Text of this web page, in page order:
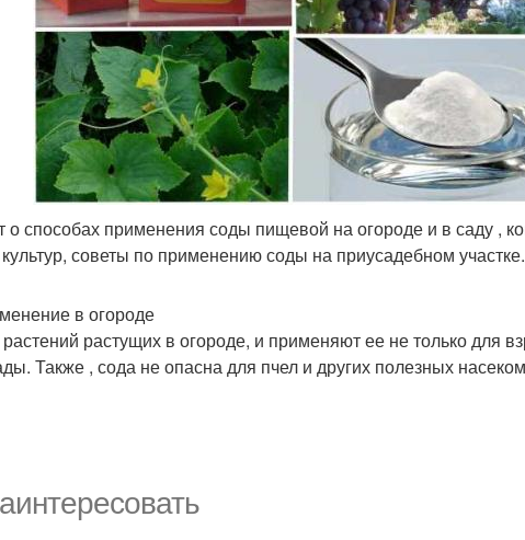
о способах применения соды пищевой на огороде и в саду ,
советы по применению соды на приусадебном участке.
в огороде
растущих в огороде, и применяют ее не только для
Также , сода не опасна для пчел и других полезных